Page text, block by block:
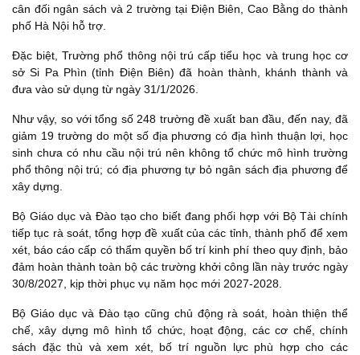
cân đối ngân sách và 2 trường tại Điện Biên, Cao Bằng do thành
phố Hà Nội hỗ trợ.
Đặc biệt, Trường phổ thông nội trú cấp tiểu học và trung học cơ
sở Si Pa Phìn (tỉnh Điện Biên) đã hoàn thành, khánh thành và
đưa vào sử dụng từ ngày 31/1/2026.
Như vậy, so với tổng số 248 trường đề xuất ban đầu, đến nay, đã
giảm 19 trường do một số địa phương có địa hình thuận lợi, học
sinh chưa có nhu cầu nội trú nên không tổ chức mô hình trường
phổ thông nội trú; có địa phương tự bỏ ngân sách địa phương để
xây dựng.
Bộ Giáo dục và Đào tạo cho biết đang phối hợp với Bộ Tài chính
tiếp tục rà soát, tổng hợp đề xuất của các tỉnh, thành phố để xem
xét, báo cáo cấp có thẩm quyền bố trí kinh phí theo quy định, bảo
đảm hoàn thành toàn bộ các trường khởi công lần này trước ngày
30/8/2027, kịp thời phục vụ năm học mới 2027-2028.
Bộ Giáo dục và Đào tạo cũng chủ động rà soát, hoàn thiện thể
chế, xây dựng mô hình tổ chức, hoạt động, các cơ chế, chính
sách đặc thù và xem xét, bố trí nguồn lực phù hợp cho các